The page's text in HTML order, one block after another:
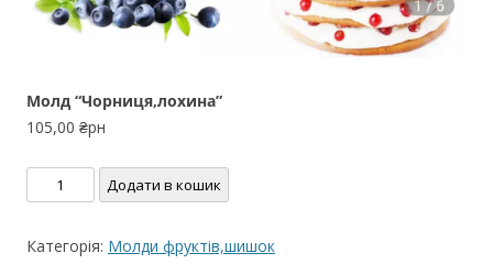
Молд “Чорниця,лохина”
105,00 ₴рн
Молд
"Чорниця,лохина"
Додати в кошик
Категорія: Молди фруктів,шишок